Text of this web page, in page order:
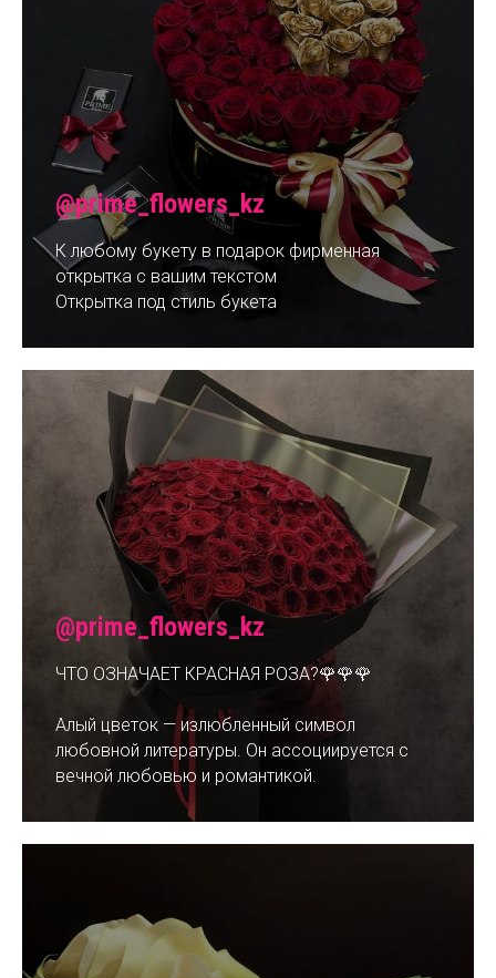
@prime_flowers_kz
К любому букету в подарок фирменная
открытка с вашим текстом
Открытка под стиль букета
@prime_flowers_kz
ЧТО ОЗНАЧАЕТ КРАСНАЯ РОЗА?🌹🌹🌹
Алый цветок — излюбленный символ
любовной литературы. Он ассоциируется с
вечной любовью и романтикой.